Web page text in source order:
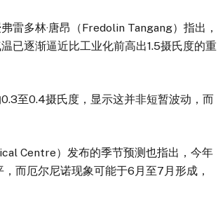
多林·唐昂（Fredolin Tangang）指出，
已逐渐逼近比工业化前高出1.5摄氏度的重
至0.4摄氏度，显示这并非短暂波动，而
Centre）发布的季节预测也指出，今年
而厄尔尼诺现象可能于6月至7月形成，